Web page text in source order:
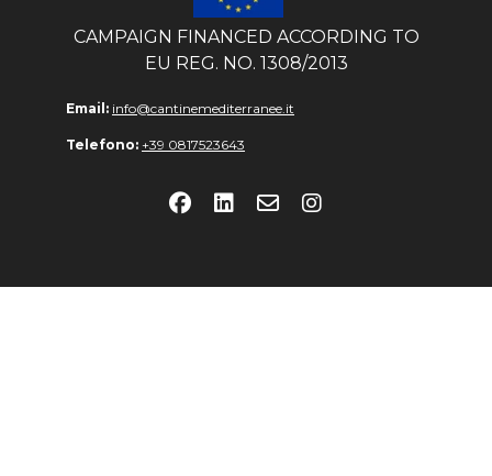
CAMPAIGN FINANCED ACCORDING TO
EU REG. NO. 1308/2013
Email: info@cantinemediterranee.it
Telefono: +39 0817523643